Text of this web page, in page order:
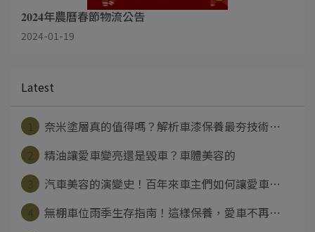
𝟐𝟎𝟐𝟒年農曆春節物流公告
2024-01-19
Latest
奈米塗層真的值得嗎？解析車漆保養最夯技術⋯
精油讓愛車變亮還是毀車？車體美容的
汽車美容的演變史！百年來車主們如何讓愛車⋯
無棚車位雨季生存指南！這樣保養，愛車不再⋯